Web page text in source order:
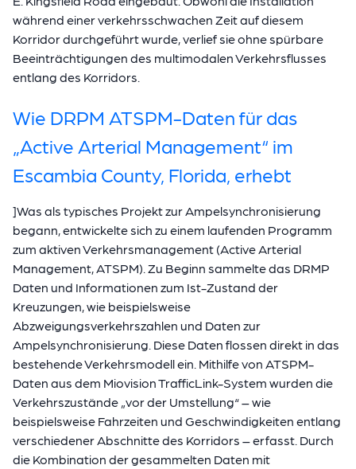
während einer verkehrsschwachen Zeit auf diesem
Korridor durchgeführt wurde, verlief sie ohne spürbare
Beeinträchtigungen des multimodalen Verkehrsflusses
entlang des Korridors.
Wie DRPM ATSPM-Daten für das
„Active Arterial Management“ im
Escambia County, Florida, erhebt
]Was als typisches Projekt zur Ampelsynchronisierung
begann, entwickelte sich zu einem laufenden Programm
zum aktiven Verkehrsmanagement (Active Arterial
Management, ATSPM). Zu Beginn sammelte das DRMP
Daten und Informationen zum Ist-Zustand der
Kreuzungen, wie beispielsweise
Abzweigungsverkehrszahlen und Daten zur
Ampelsynchronisierung. Diese Daten flossen direkt in das
bestehende Verkehrsmodell ein. Mithilfe von ATSPM-
Daten aus dem Miovision TrafficLink-System wurden die
Verkehrszustände „vor der Umstellung“ – wie
beispielsweise Fahrzeiten und Geschwindigkeiten entlang
verschiedener Abschnitte des Korridors – erfasst. Durch
die Kombination der gesammelten Daten mit